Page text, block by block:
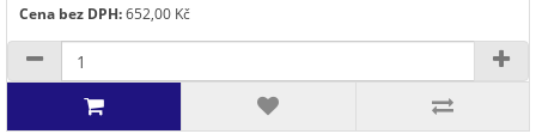
Cena bez DPH:652,00 Kč